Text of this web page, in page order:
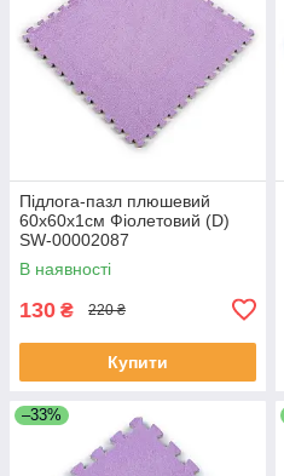
Підлога-пазл плюшевий
60х60х1см Фіолетовий (D)
SW-00002087
В наявності
130 ₴ 220 ₴
Купити
–33%